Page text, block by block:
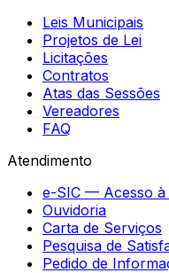
Leis Municipais
Projetos de Lei
Licitações
Contratos
Atas das Sessões
Vereadores
FAQ
Atendimento
e-SIC — Acesso
Ouvidoria
Carta de Serviços
Pesquisa de
Pedido de